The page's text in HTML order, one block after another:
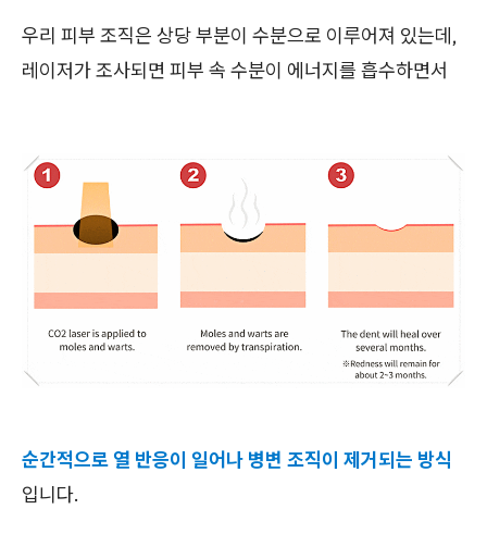
우리 피부 조직은 상당 부분이 수분으로 이루어져 있는데,
레이저가 조사되면 피부 속 수분이 에너지를 흡수하면서
순간적으로 열 반응이 일어나 병변 조직이 제거되는 방식
입니다.